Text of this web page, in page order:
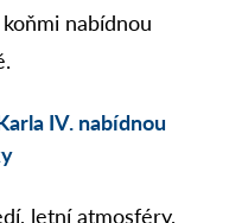
nabídnou
IV. nabídnou
letní atmosféry,